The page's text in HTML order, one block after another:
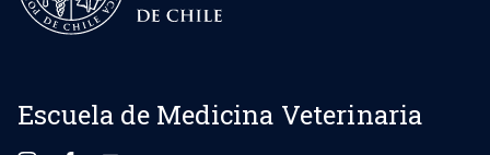
Escuela de Medicina Veterinaria